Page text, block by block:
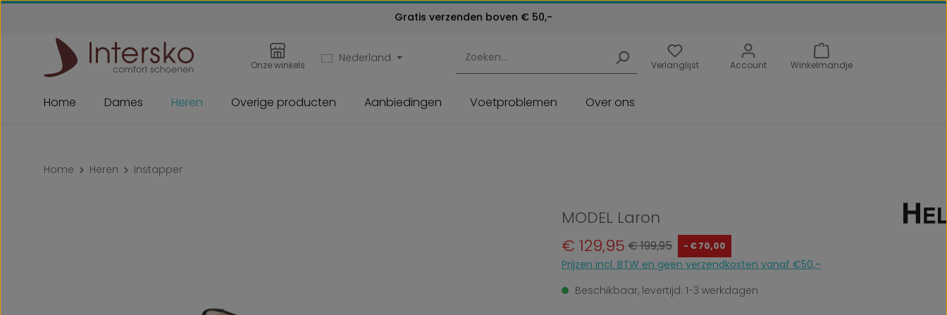
Onze winkels
Nederland
Verlanglijst Account Winkelmandje
Home Dames Heren Overige producten Aanbiedingen Voetproblemen Over ons
Home Heren Instapper
MODEL Laron
Verkoopprijs:
€ 129,95 Normale prijs:
€ 199,95 - € 70,00
Prijzen incl. BTW en geen verzendkosten vanaf €50,-
Beschikbaar, levertijd: 1-3 werkdagen